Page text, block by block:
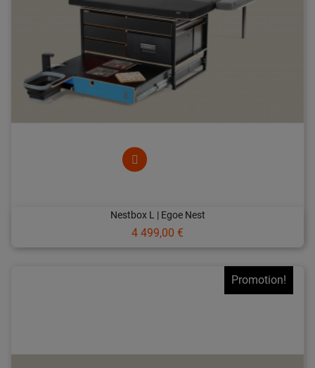
Nestbox L | Egoe Nest
Prix
4 499,00 €
Promotion!